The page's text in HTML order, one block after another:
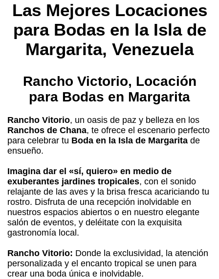
Las Mejores Locaciones
para Bodas en la Isla de
Margarita, Venezuela
Rancho Victorio, Locación
para Bodas en Margarita
Rancho Vitorio, un oasis de paz y belleza en los
Ranchos de Chana, te ofrece el escenario perfecto
para celebrar tu Boda en la Isla de Margarita de
ensueño.
Imagina dar el «sí, quiero» en medio de
exuberantes jardines tropicales, con el sonido
relajante de las aves y la brisa fresca acariciando tu
rostro. Disfruta de una recepción inolvidable en
nuestros espacios abiertos o en nuestro elegante
salón de eventos, y deléitate con la exquisita
gastronomía local.
Rancho Vitorio: Donde la exclusividad, la atención
personalizada y el encanto tropical se unen para
crear una boda única e inolvidable.